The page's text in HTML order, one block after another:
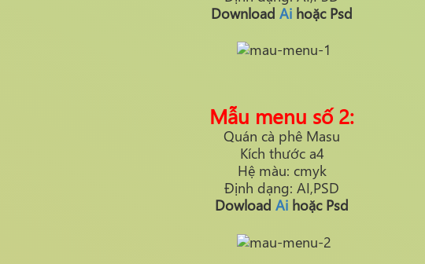
Download Ai hoặc Psd
Mẫu menu số 2:
Quán cà phê Masu
Kích thước a4
Hệ màu: cmyk
Định dạng: AI,PSD
Dowload Ai hoặc Psd